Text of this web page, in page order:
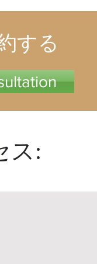
する
ス: